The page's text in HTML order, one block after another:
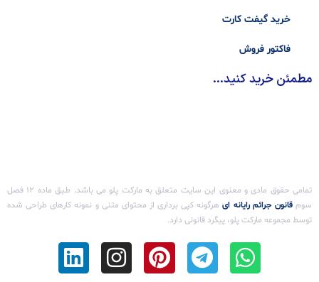
خرید گیفت کارت
فاکتور فروش
مطمئن خرید کنید...
تمامی حقوق مادی و معنوی این سایت متعلق به مارکت پلو می باشد. طـبق ماده ۱۲ فصل
سوم ‌قانون جرائم رایانه ایهرگونه کپی برداری از محتوای متنی و نمونه کارهای طراحی شده
توسط مجموعه مارکت پلو، پیگرد قانونی دارد.